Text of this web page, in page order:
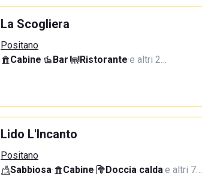
La Scogliera
Positano
Cabine· Bar· Ristorante·e altri 2…
Lido L'Incanto
Positano
Sabbiosa· Cabine· Doccia calda·e altri 7…